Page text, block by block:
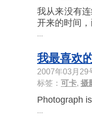
我从来没有
开来的时间
我最喜欢
2007年03月29
标签： 可卡, 摄
Photograph